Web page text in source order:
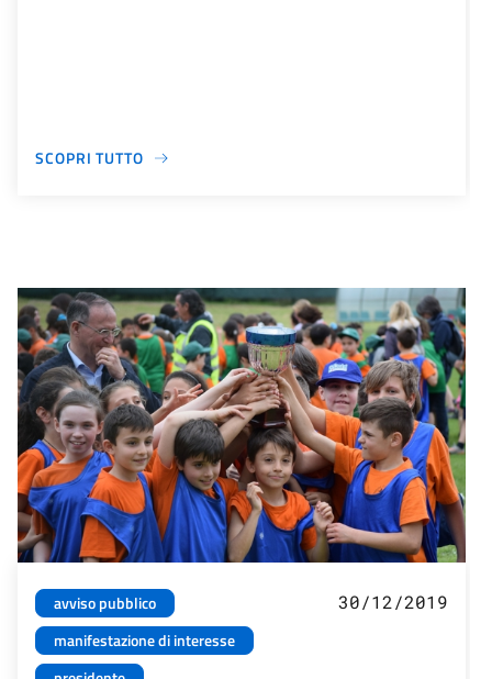
SCOPRI TUTTO
avviso pubblico
manifestazione di interesse
30/12/2019